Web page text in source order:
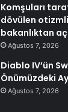
Komşuları
dövülen
bakanlıktan
Ağustos 7, 2026
Diablo IV’ün
Önümüzdeki
Ağustos 7, 2026